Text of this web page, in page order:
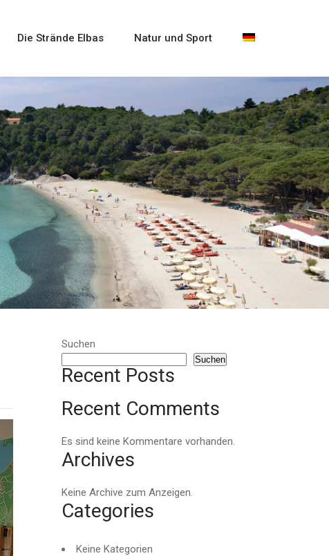
Die Strände Elbas Natur und Sport
Suchen
Suchen
Recent Posts
Recent Comments
Es sind keine Kommentare vorhanden.
Archives
Keine Archive zum Anzeigen.
Categories
Keine Kategorien